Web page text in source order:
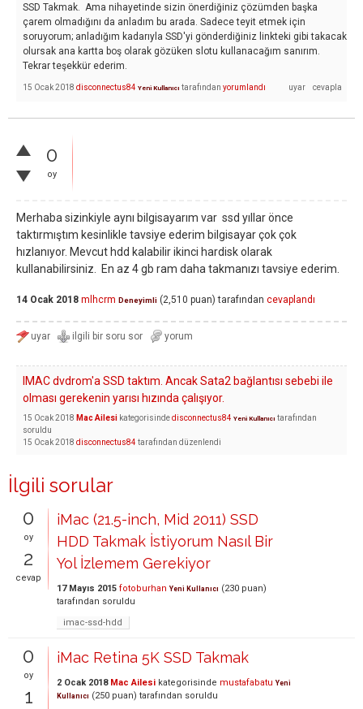
SSD Takmak. Ama nihayetinde sizin önerdiğiniz çözümden başka
çarem olmadığını da anladım bu arada. Sadece teyit etmek için
soruyorum; anladığım kadarıyla SSD'yi gönderdiğiniz linkteki gibi takacak
olursak ana kartta boş olarak gözüken slotu kullanacağım sanırım.
Tekrar teşekkür ederim.
15 Ocak 2018 disconnectus84 Yeni Kullanıcı tarafından yorumlandı
0
oy
Merhaba sizinkiyle aynı bilgisayarım var ssd yıllar önce
taktırmıştım kesinlikle tavsiye ederim bilgisayar çok çok
hızlanıyor. Mevcut hdd kalabilir ikinci hardisk olarak
kullanabilirsiniz. En az 4 gb ram daha takmanızı tavsiye ederim.
14 Ocak 2018 mlhcrm Deneyimli (2,510 puan) tarafından cevaplandı
IMAC dvdrom'a SSD taktım. Ancak Sata2 bağlantısı sebebi ile
olması gerekenin yarısı hızında çalışıyor.
15 Ocak 2018 Mac Ailesi kategorisindedisconnectus84 Yeni Kullanıcı tarafından
soruldu
15 Ocak 2018 disconnectus84 tarafından düzenlendi
İlgili sorular
0
oy
2
cevap
iMac (21.5-inch, Mid 2011) SSD
HDD Takmak İstiyorum Nasıl Bir
Yol İzlemem Gerekiyor
17 Mayıs 2015 fotoburhan Yeni Kullanıcı (230 puan)
tarafından soruldu
imac-ssd-hdd
0
oy
1
iMac Retina 5K SSD Takmak
2 Ocak 2018 Mac Ailesi kategorisinde mustafabatu Yeni
Kullanıcı (250 puan) tarafından soruldu